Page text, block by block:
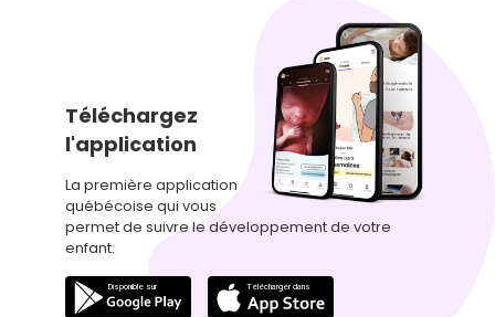
Téléchargez
l'application
La première application
québécoise qui vous
permet de suivre le développement de votre
enfant.